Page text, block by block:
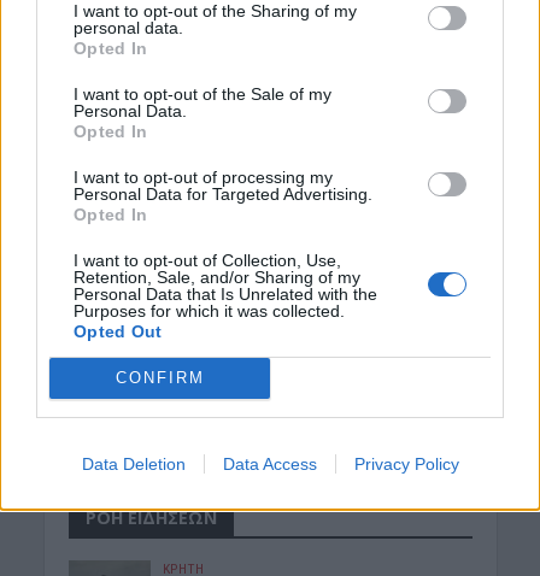
I want to opt-out of the Sharing of my
personal data.
Opted In
I want to opt-out of the Sale of my
Personal Data.
Opted In
I want to opt-out of processing my
Personal Data for Targeted Advertising.
Opted In
I want to opt-out of Collection, Use,
Retention, Sale, and/or Sharing of my
Personal Data that Is Unrelated with the
Purposes for which it was collected.
Opted Out
CONFIRM
Data Deletion Data Access Privacy Policy
ΡΟΗ ΕΙΔΗΣΕΩΝ
ΚΡΗΤΗ